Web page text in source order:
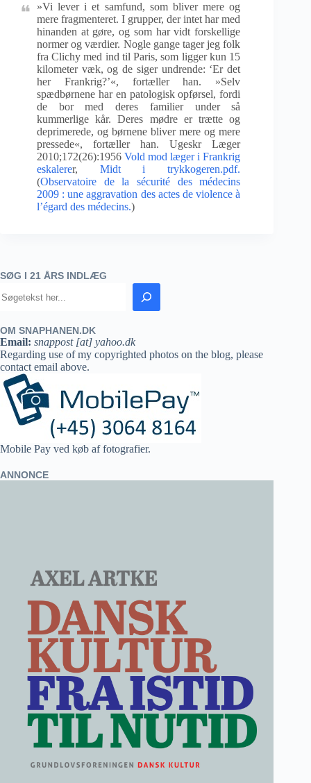
»Vi lever i et samfund, som bliver mere og
mere fragmenteret. I grupper, der intet har med
hinanden at gøre, og som har vidt forskellige
normer og værdier. Nogle gange tager jeg folk
fra Clichy med ind til Paris, som ligger kun 15
kilometer væk, og de siger undrende: ‘Er det
her Frankrig?’«, fortæller han. »Selv
spædbørnene har en patologisk opførsel, fordi
de bor med deres familier under så
kummerlige kår. Deres mødre er trætte og
deprimerede, og børnene bliver mere og mere
pressede«, fortæller han. Ugeskr Læger
2010;172(26):1956Vold mod læger i Frankrig
eskalerer, Midt i trykkogeren.pdf.
(Observatoire de la sécurité des médecins
2009 : une aggravation des actes de violence à
l’égard des médecins.)
SØG I 21 ÅRS INDLÆG
OM SNAPHANEN.DK
Email: snappost [at] yahoo.dk
Regarding use of my copyrighted photos on the blog, please
contact email above.
Mobile Pay ved køb af fotografier.
ANNONCE